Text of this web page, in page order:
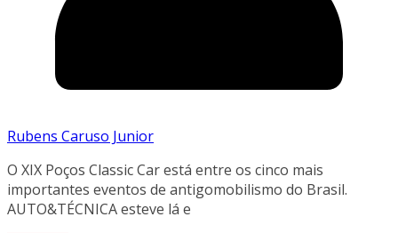
Rubens Caruso Junior
O XIX Poços Classic Car está entre os cinco mais
importantes eventos de antigomobilismo do Brasil.
AUTO&TÉCNICA esteve lá e